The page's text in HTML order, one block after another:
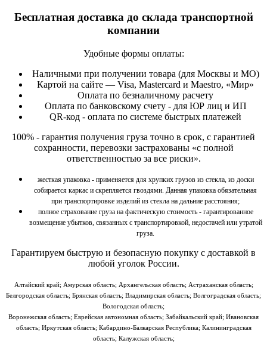
Бесплатная доставка до склада транспортной
компании
Удобные формы оплаты:
Наличными при получении товара (для Москвы и МО)
Картой на сайте — Visa, Mastercard и Maestro, «Мир»
Оплата по безналичному расчету
Оплата по банковскому счету - для ЮР лиц и ИП
QR-код - оплата по системе быстрых платежей
100% - гарантия получения груза точно в срок, с гарантией
сохранности, перевозки застрахованы «с полной
ответственностью за все риски».
жесткая упаковка - применяется для хрупких грузов из стекла, из доски
собирается каркас и скрепляется гвоздями. Данная упаковка обязательная
при транспортировке изделий из стекла на дальние расстояния;
полное страхование груза на фактическую стоимость - гарантированное
возмещение убытков, связанных с транспортировкой, недостачей или утратой
груза.
Гарантируем быструю и безопасную покупку с доставкой в
любой уголок России.
Алтайский край; Амурская область; Архангельская область; Астраханская область;
Белгородская область; Брянская область; Владимирская область; Волгоградская область;
Вологодская область;
Воронежская область; Еврейская автономная область; Забайкальский край; Ивановская
область; Иркутская область; Кабардино-Балкарская Республика; Калининградская
область; Калужская область;